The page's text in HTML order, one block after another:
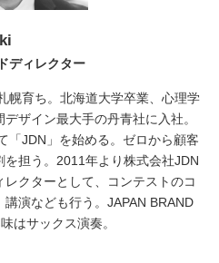
ディレクター
幌育ち。北海道大学卒業、心理学
ザイン最大手の丹青社に入社。
「JDN」を始める。ゼロから顧客
担う。2011年より株式会社JDN
クターとして、コンテストのコ
演なども行う。JAPAN BRAND
はサックス演奏。